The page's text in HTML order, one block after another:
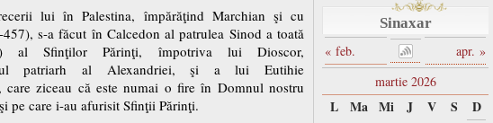
Sinaxar
« feb.
apr. »
martie 2026
L Ma Mi J V S D
lui în Palestina, împărăţind Marchian şi cu
s-a făcut în Calcedon al patrulea Sinod a toată
al Sfinţilor Părinţi, împotriva lui Dioscor,
patriarh al Alexandriei, şi a lui Eutihie
care ziceau că este numai o fire în Domnul nostru
pe care i-au afurisit Sfinţii Părinţi.